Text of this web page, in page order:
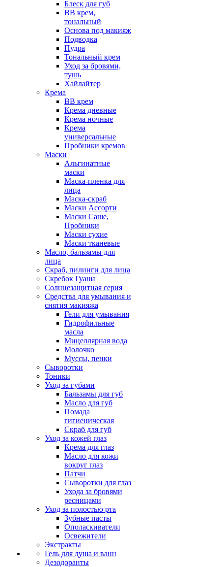
Блеск для губ
ВВ крем,
тональный
Основа под макияж
Подводка
Пудра
Тональный крем
Уход за бровями,
тушь
Хайлайтер
Крема
ВВ крем
Крема дневные
Крема ночные
Крема
универсальные
Пробники кремов
Маски
Альгинатные
маски
Маска-пленка для
лица
Маска-скраб
Маски Ассорти
Маски Саше,
Пробники
Маски сухие
Маски тканевые
Масло, бальзамы для
лица
Скраб, пилинги для лица
Скребок Гуаша
Солнцезащитная серия
Средства для умывания и
снятия макияжа
Гели для умывания
Гидрофильные
масла
Мицеллярная вода
Молочко
Муссы, пенки
Сыворотки
Тоники
Уход за губами
Бальзамы для губ
Масло для губ
Помада
гигиеническая
Скраб для губ
Уход за кожей глаз
Крема для глаз
Масло для кожи
вокруг глаз
Патчи
Сыворотки для глаз
Ухода за бровями
ресницами
Уход за полостью рта
Зубные пасты
Ополаскиватели
Освежители
Экстракты
Гель для душа и ванн
Дезодоранты